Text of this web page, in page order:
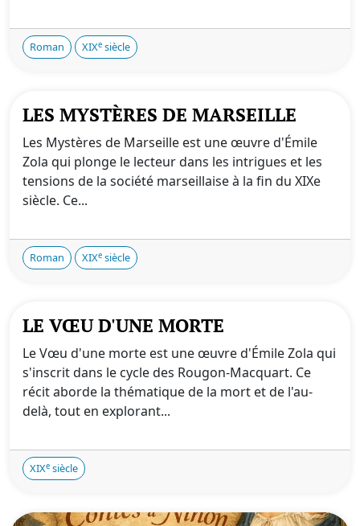
Roman XIXe siècle
LES MYSTÈRES DE MARSEILLE
Les Mystères de Marseille est une œuvre d'Émile
Zola qui plonge le lecteur dans les intrigues et les
tensions de la société marseillaise à la fin du XIXe
siècle. Ce...
Roman XIXe siècle
LE VŒU D'UNE MORTE
Le Vœu d'une morte est une œuvre d'Émile Zola qui
s'inscrit dans le cycle des Rougon-Macquart. Ce
récit aborde la thématique de la mort et de l'au-
delà, tout en explorant...
XIXe siècle